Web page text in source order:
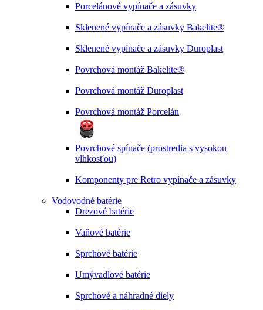
Porcelánové vypínače a zásuvky
Sklenené vypínače a zásuvky Bakelite®
Sklenené vypínače a zásuvky Duroplast
Povrchová montáž Bakelite®
Povrchová montáž Duroplast
Povrchová montáž Porcelán
Povrchové spínače (prostredia s vysokou
vlhkosťou)
Komponenty pre Retro vypínače a zásuvky
Vodovodné batérie
Drezové batérie
Vaňové batérie
Sprchové batérie
Umývadlové batérie
Sprchové a náhradné diely